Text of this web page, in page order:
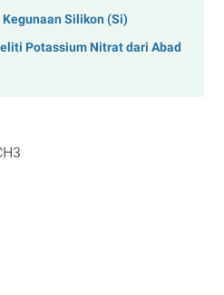
Silikon (Si)
Potassium Nitrat dari Abad